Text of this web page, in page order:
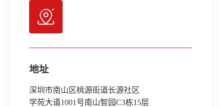
地址
深圳市南山区桃源街道长源社区
学苑大道1001号南山智园C3栋15层